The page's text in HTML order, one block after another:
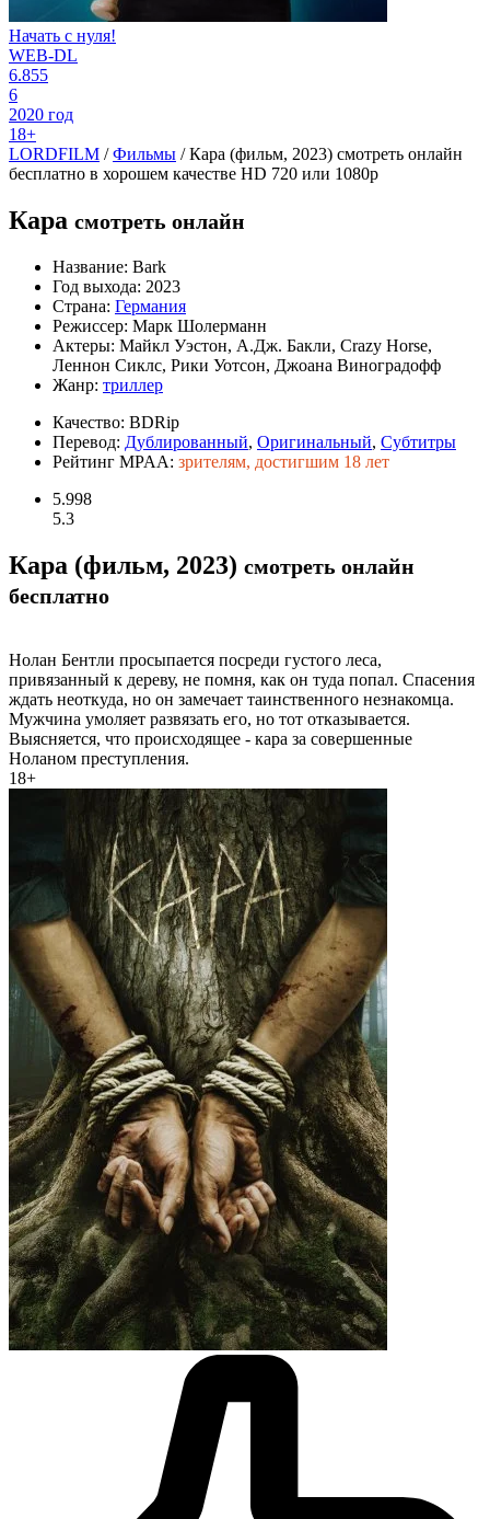
Начать с нуля!
WEB-DL
6.855
6
2020 год
18+
LORDFILM /Фильмы / Кара (фильм, 2023) смотреть онлайн
бесплатно в хорошем качестве HD 720 или 1080p
Кара смотреть онлайн
Название: Bark
Год выхода: 2023
Страна: Германия
Режиссер: Марк Шолерманн
Актеры: Майкл Уэстон, А.Дж. Бакли, Crazy Horse,
Леннон Сиклс, Рики Уотсон, Джоана Виноградофф
Жанр: триллер
Качество: BDRip
Перевод: Дублированный, Оригинальный, Субтитры
Рейтинг MPAA: зрителям, достигшим 18 лет
5.998
5.3
Кара (фильм, 2023) смотреть онлайн
бесплатно
Нолан Бентли просыпается посреди густого леса,
привязанный к дереву, не помня, как он туда попал. Спасения
ждать неоткуда, но он замечает таинственного незнакомца.
Мужчина умоляет развязать его, но тот отказывается.
Выясняется, что происходящее - кара за совершенные
Ноланом преступления.
18+